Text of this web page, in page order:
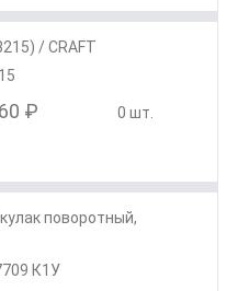
/ CRAFT
₽ 0 шт.
поворотный,
К1У